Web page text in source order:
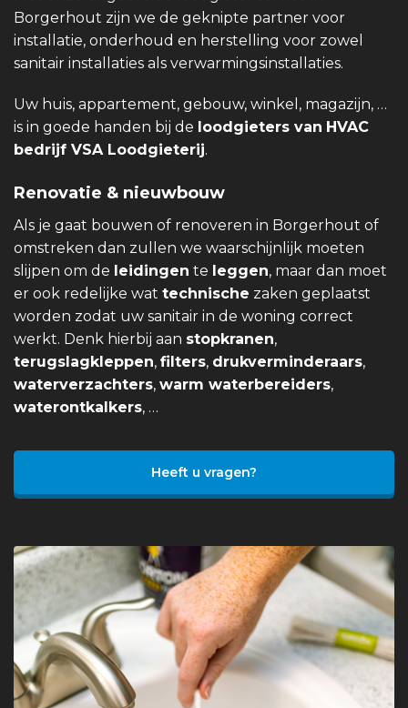
Borgerhout zijn we de geknipte partner voor
installatie, onderhoud en herstelling voor zowel
sanitair installaties als verwarmingsinstallaties.
Uw huis, appartement, gebouw, winkel, magazijn, …
is in goede handen bij de loodgieters van HVAC
bedrijf VSA Loodgieterij.
Renovatie & nieuwbouw
Als je gaat bouwen of renoveren in Borgerhout of
omstreken dan zullen we waarschijnlijk moeten
slijpen om de leidingen te leggen, maar dan moet
er ook redelijke wat technische zaken geplaatst
worden zodat uw sanitair in de woning correct
werkt. Denk hierbij aan stopkranen,
terugslagkleppen, filters, drukverminderaars,
waterverzachters, warm waterbereiders,
waterontkalkers, …
Heeft u vragen?